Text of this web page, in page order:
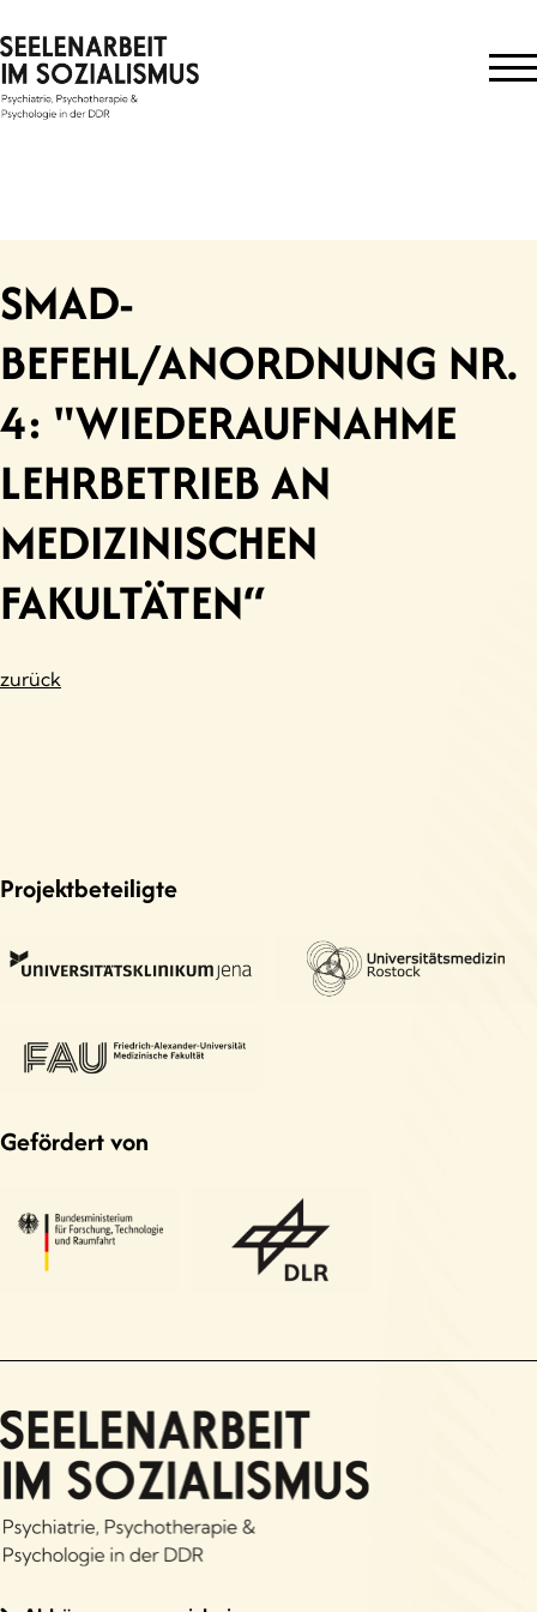
to
content
SMAD-
BEFEHL/ANORDNUNG NR.
4: "WIEDERAUFNAHME
LEHRBETRIEB AN
MEDIZINISCHEN
FAKULTÄTEN“
zurück
Projektbeteiligte
Gefördert von